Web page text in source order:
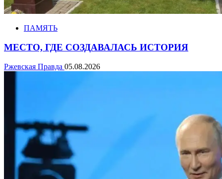
ПАМЯТЬ
МЕСТО, ГДЕ СОЗДАВАЛАСЬ ИСТОРИЯ
Ржевская Правда 05.08.2026